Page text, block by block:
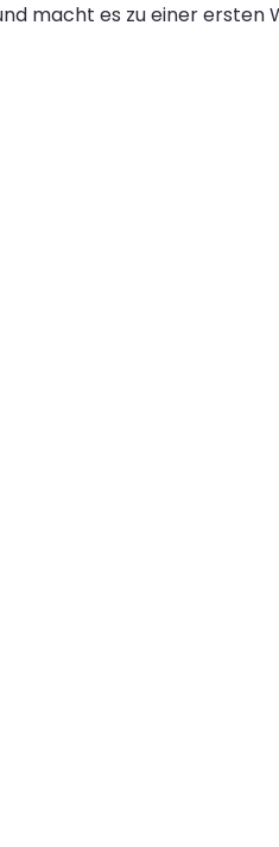
macht es zu einer ersten